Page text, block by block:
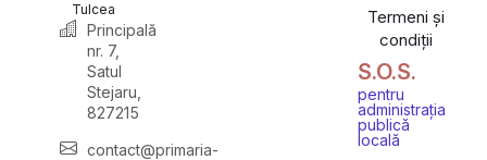
Tulcea
Principală
nr. 7,
Satul
Stejaru,
827215
contact@primaria-
Termeni și
condiții
S.O.S.
pentru
administrația
publică
locală